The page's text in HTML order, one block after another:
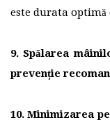
este durata optimă
9. Spălarea
prevenție
10. Minimizarea